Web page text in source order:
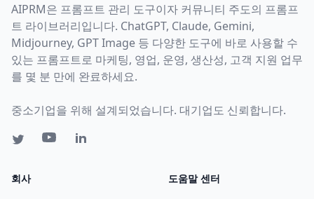
AIPRM은 프롬프트 관리 도구이자 커뮤니티 주도의 프롬프
트 라이브러리입니다. ChatGPT, Claude, Gemini,
Midjourney, GPT Image 등 다양한 도구에 바로 사용할 수
있는 프롬프트로 마케팅, 영업, 운영, 생산성, 고객 지원 업무
를 몇 분 만에 완료하세요.
중소기업을 위해 설계되었습니다. 대기업도 신뢰합니다.
회사 도움말 센터